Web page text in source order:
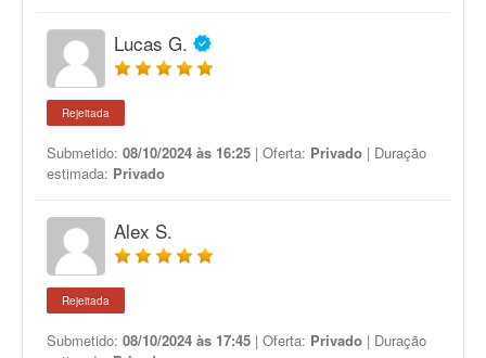
Lucas G.
Rejeitada
Submetido: 08/10/2024 às 16:25 | Oferta: Privado | Duração
estimada: Privado
Alex S.
Rejeitada
Submetido: 08/10/2024 às 17:45 | Oferta: Privado | Duração